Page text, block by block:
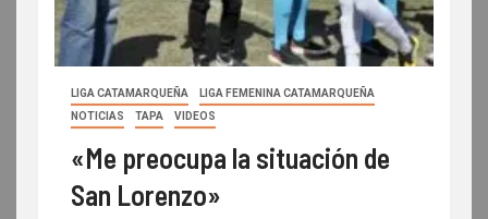
LIGA CATAMARQUEÑA
LIGA FEMENINA CATAMARQUEÑA
NOTICIAS
TAPA VIDEOS
«Me preocupa la situación de
San Lorenzo»